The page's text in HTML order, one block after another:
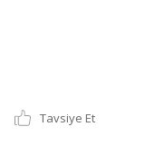
Tavsiye Et